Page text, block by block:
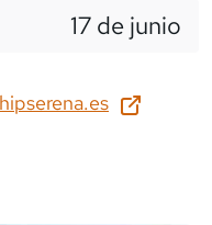
17 de junio